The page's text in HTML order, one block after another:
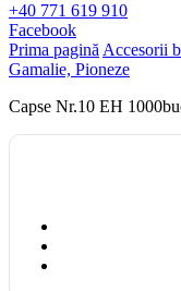
+40 771 619 910
Facebook
Prima pagină Accesorii
Gamalie, Pioneze
Capse Nr.10 EH